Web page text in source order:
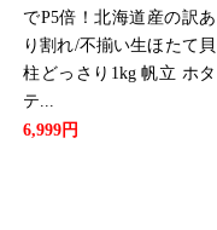
でP5倍！北海道産の訳あ
り割れ/不揃い生ほたて貝
柱どっさり1kg 帆立 ホタ
テ...
6,999円